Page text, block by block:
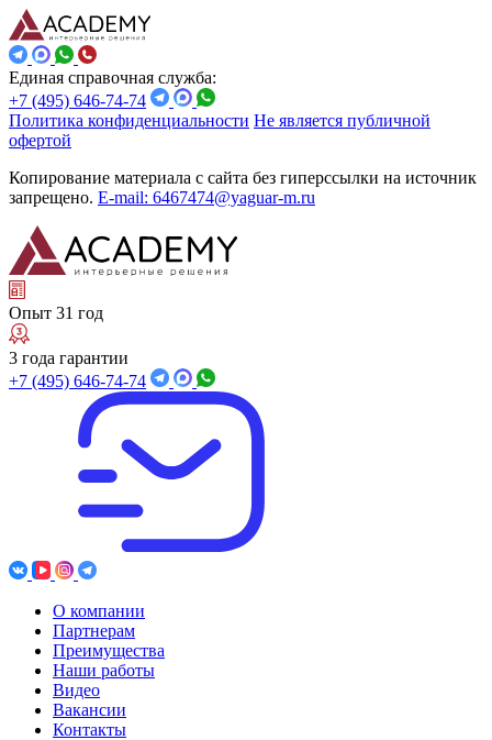
Единая справочная служба:
+7 (495) 646-74-74
Политика конфиденциальности Не является публичной
офертой
Копирование материала с сайта без гиперссылки на источник
запрещено. E-mail: 6467474@yaguar-m.ru
Опыт 31 год
3 года гарантии
+7 (495) 646-74-74
О компании
Партнерам
Преимущества
Наши работы
Видео
Вакансии
Контакты